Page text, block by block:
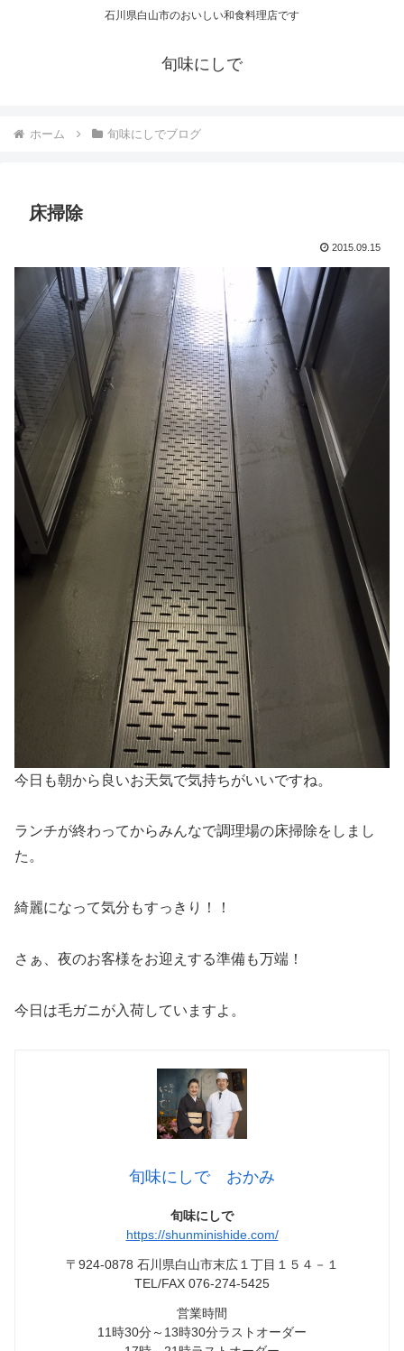
石川県白山市のおいしい和食料理店です
旬味にしで
ホーム 旬味にしでブログ
床掃除
2015.09.15
今日も朝から良いお天気で気持ちがいいですね。
ランチが終わってからみんなで調理場の床掃除をしまし
た。
綺麗になって気分もすっきり！！
さぁ、夜のお客様をお迎えする準備も万端！
今日は毛ガニが入荷していますよ。
旬味にしで おかみ
旬味にしで
https://shunminishide.com/
〒924-0878 石川県白山市末広１丁目１５４－１
TEL/FAX 076-274-5425
営業時間
11時30分～13時30分ラストオーダー